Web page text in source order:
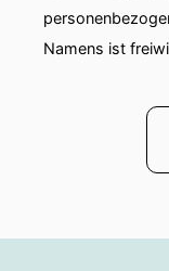
Kenia und
kann.
dass mein
00:01:02:
Namens ist